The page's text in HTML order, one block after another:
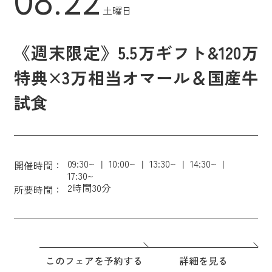
土曜日
《週末限定》5.5万ギフト&120万
特典×3万相当オマール＆国産牛
試食
開催時間： 09:30~ 10:00~ 13:30~
14:30~
17:30~
所要時間：
2時間30分
このフェアを予約する 詳細を見る